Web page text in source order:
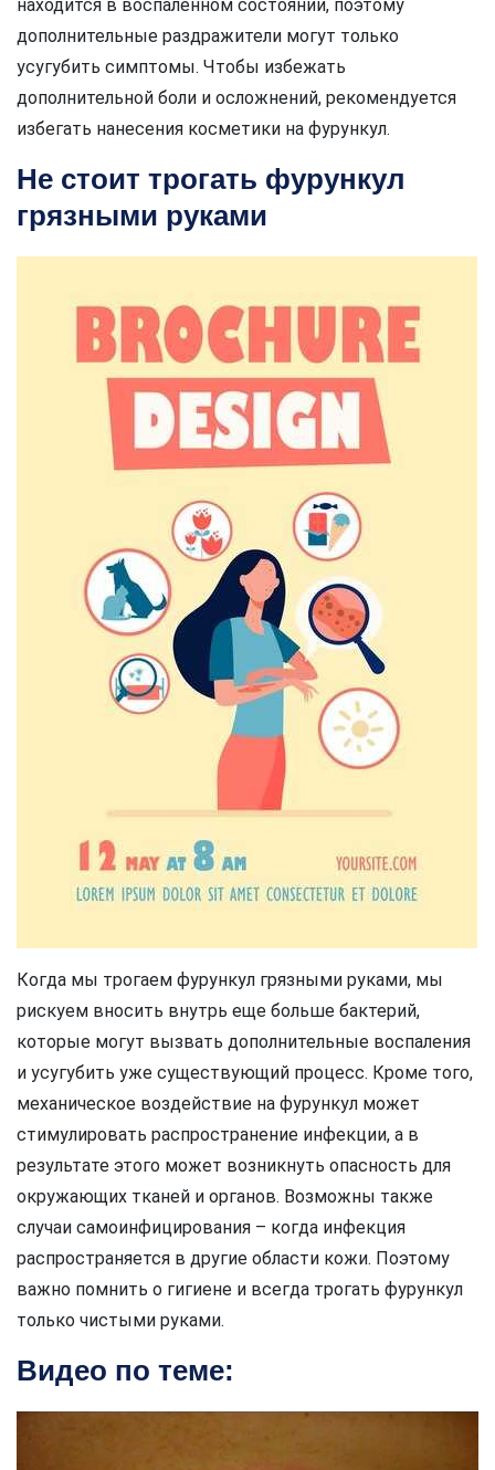
находится в воспаленном состоянии, поэтому
дополнительные раздражители могут только
усугубить симптомы. Чтобы избежать
дополнительной боли и осложнений, рекомендуется
избегать нанесения косметики на фурункул.
Не стоит трогать фурункул
грязными руками
Когда мы трогаем фурункул грязными руками, мы
рискуем вносить внутрь еще больше бактерий,
которые могут вызвать дополнительные воспаления
и усугубить уже существующий процесс. Кроме того,
механическое воздействие на фурункул может
стимулировать распространение инфекции, а в
результате этого может возникнуть опасность для
окружающих тканей и органов. Возможны также
случаи самоинфицирования – когда инфекция
распространяется в другие области кожи. Поэтому
важно помнить о гигиене и всегда трогать фурункул
только чистыми руками.
Видео по теме: